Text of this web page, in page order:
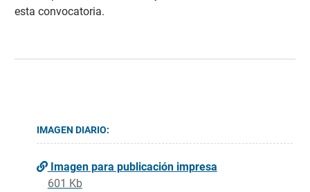
esta convocatoria.
IMAGEN DIARIO:
Imagen para publicación impresa
601 Kb